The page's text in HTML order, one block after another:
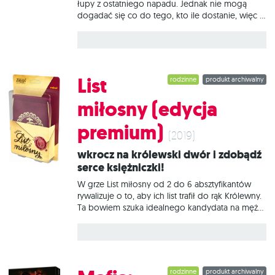
łupy z ostatniego napadu. Jednak nie mogą
dogadać się co do tego, kto ile dostanie, więc w
właśnie stracił życie i swoje diamenty, ktoś inny
wyskoczył przez okno z workiem banknotów.
Przy stole zrobiło się luźniej. Czas na kolejną
rundę negocjacji... Jeśli odwiedziliście kiedyś
dowolny konwent, to jest spora szansa, że
graliście lub widzieliście jak ktoś gra w Kasę i
Spluwy. W końcu ciężko przeoczyć grupę osób
produkt archiwalny
rodzinne
List
miłosny (edycja
premium) (2019)
Wkrocz na królewski dwór i zdobądź
serce księżniczki!
W grze List miłosny od 2 do 6 absztyfikantów
rywalizuje o to, aby ich list trafił do rąk Królewny.
Ta bowiem szuka idealnego kandydata na męża i
królewskiej, aby doręczyli Królewnie napisany
produkt archiwalny
rodzinne